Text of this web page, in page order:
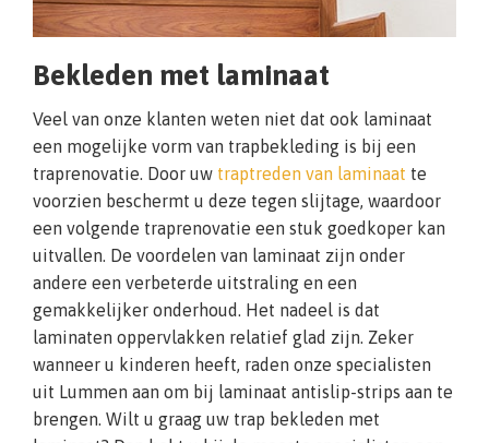
Bekleden met laminaat
Veel van onze klanten weten niet dat ook laminaat
een mogelijke vorm van trapbekleding is bij een
traprenovatie. Door uw traptreden van laminaat te
voorzien beschermt u deze tegen slijtage, waardoor
een volgende traprenovatie een stuk goedkoper kan
uitvallen. De voordelen van laminaat zijn onder
andere een verbeterde uitstraling en een
gemakkelijker onderhoud. Het nadeel is dat
laminaten oppervlakken relatief glad zijn. Zeker
wanneer u kinderen heeft, raden onze specialisten
uit Lummen aan om bij laminaat antislip-strips aan te
brengen. Wilt u graag uw trap bekleden met